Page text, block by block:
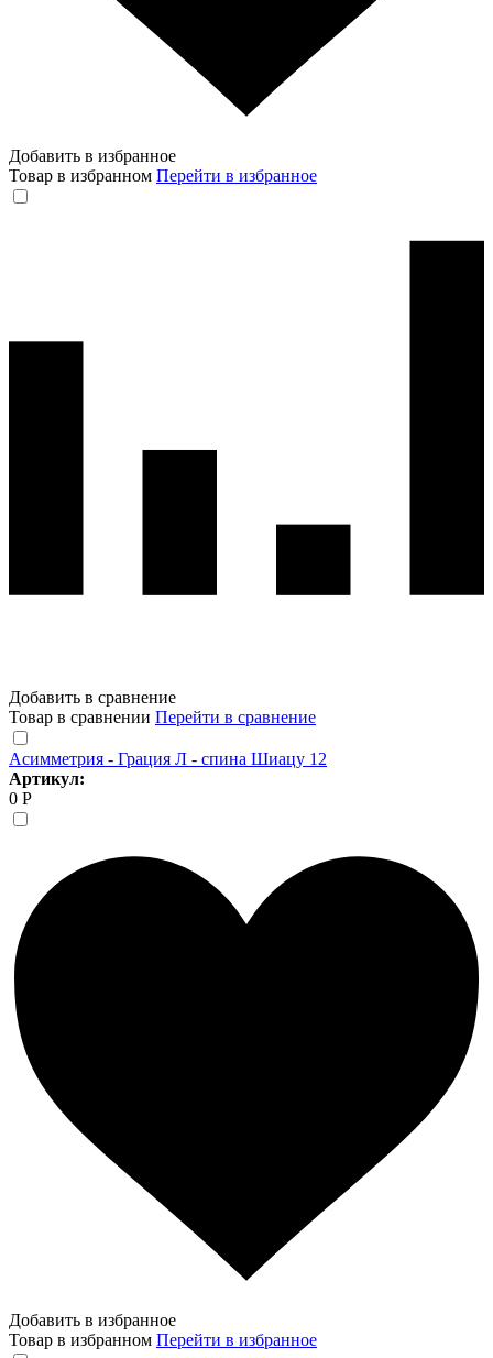
Добавить в избранное
Товар в избранном Перейти в избранное
Добавить в сравнение
Товар в сравнении Перейти в сравнение
Асимметрия - Грация Л - спина Шиацу 12
Артикул:
0 Р
Добавить в избранное
Товар в избранном Перейти в избранное